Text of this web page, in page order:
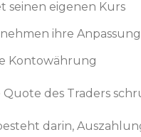
seinen eigenen Kurs
ihre
Kontowährung
Quote des Traders
darin,